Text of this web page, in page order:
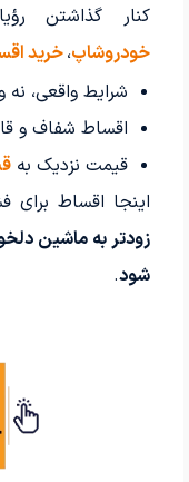
کنار گذاشتن
خودروشاپ،خرید
شرایط واقعی،
اقساط شفاف و
قیمت نزدیک به
اینجا اقساط برای
زودتر به ماشین
شود.